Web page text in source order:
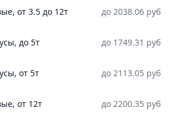
от 3.5 до 12т до 2038.06 руб
до 5т до 1749.31 руб
от 5т до 2113.05 руб
от 12т до 2200.35 руб